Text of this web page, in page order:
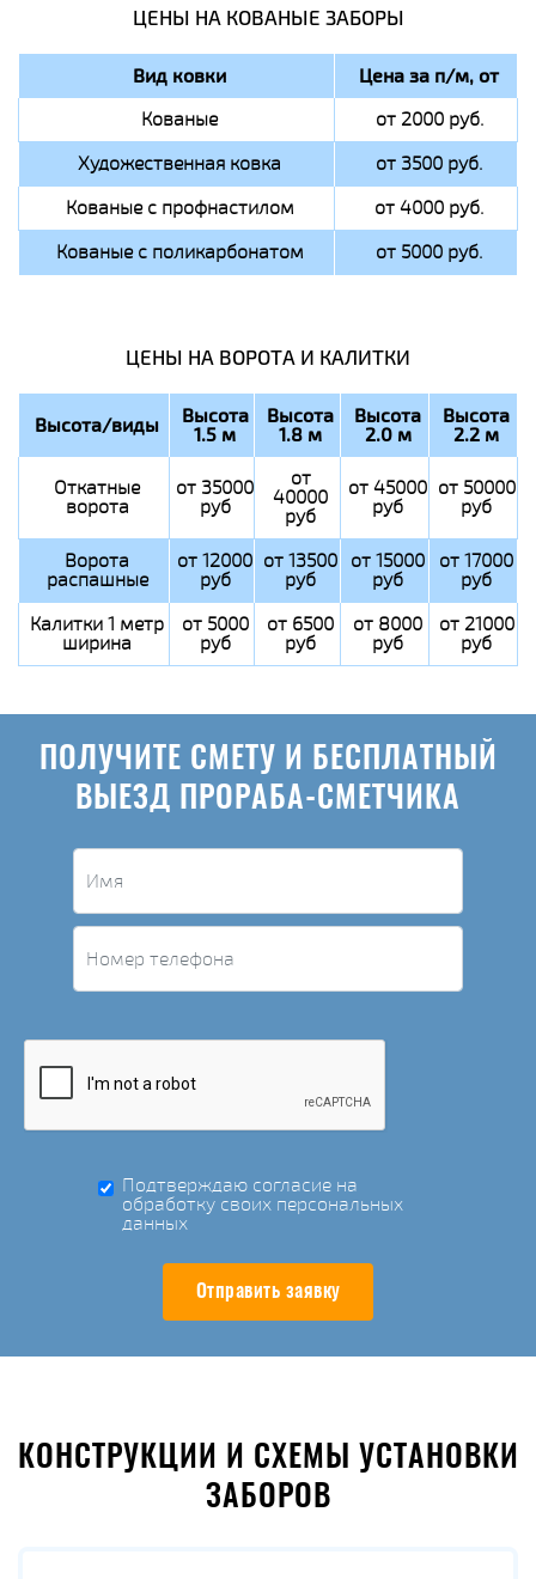
ЦЕНЫ НА КОВАНЫЕ ЗАБОРЫ
Вид ковки Цена за п/м, от
Кованые
от 2000 руб.
Художественная ковка
от 3500 руб.
Кованые с профнастилом
от 4000 руб.
Кованые с поликарбонатом
от 5000 руб.
ЦЕНЫ НА ВОРОТА И КАЛИТКИ
Высота/виды Высота
1.5 м
Высота
1.8 м
Высота
2.0 м
Высота
2.2 м
Откатные
ворота
от 35000
руб
от
40000
руб
от 45000
руб
от 50000
руб
Ворота
распашные
от 12000
руб
от 13500
руб
от 15000
руб
от 17000
руб
Калитки 1 метр
ширина
от 5000
руб
от 6500
руб
от 8000
руб
от 21000
руб
ПОЛУЧИТЕ СМЕТУ И БЕСПЛАТНЫЙ
ВЫЕЗД ПРОРАБА-СМЕТЧИКА
Подтверждаю согласие на
обработку своих персональных
данных
Отправить заявку
КОНСТРУКЦИИ И СХЕМЫ УСТАНОВКИ
ЗАБОРОВ